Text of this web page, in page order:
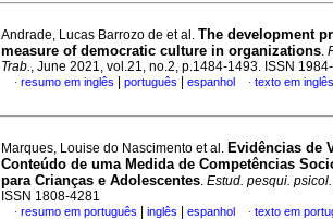
Andrade, Lucas Barrozo de et al. The development
measure of democratic culture in organizations.
Trab., June 2021, vol.21, no.2, p.1484-1493. ISSN
· resumo em inglês português espanhol · texto em inglês
Marques, Louise do Nascimento et al. Evidências de
Conteúdo de uma Medida de Competências
para Crianças e Adolescentes. Estud. pesqui. psicol.
ISSN 1808-4281
· resumo em português inglês espanhol · texto em